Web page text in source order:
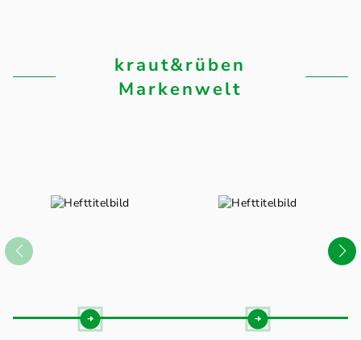
kraut&rüben
Markenwelt